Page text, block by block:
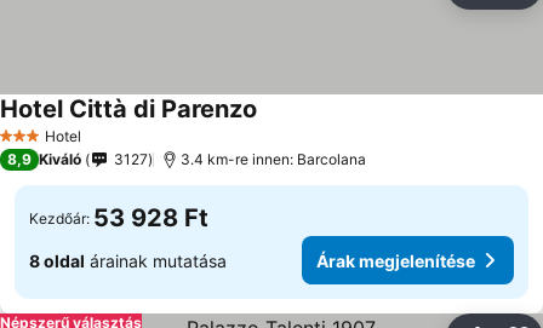
3 Kategória
Hotel
Hotel Città di Parenzo
8,9 Kiváló 3127 3.4 km-re innen: Barcolana
Kezdőár: 53 928 Ft
8 oldal árainak mutatása Árak megjelenítése
Népszerű választás